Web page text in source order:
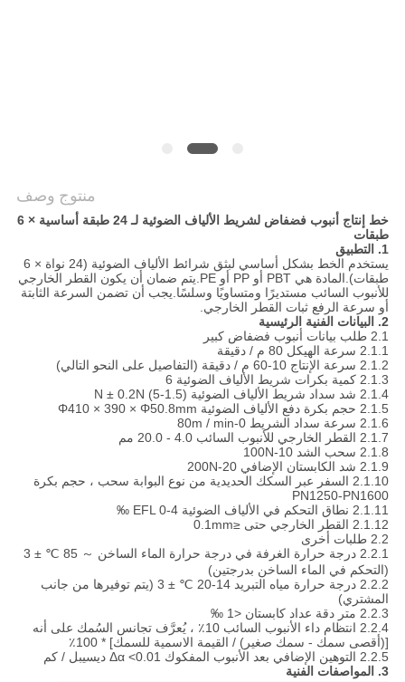
منتوج وصف
خط إنتاج أنبوب فضفاض لشريط الألياف الضوئية لـ 24 طبقة أساسية × 6
طبقات
1. التطبيق
يستخدم الخط بشكل أساسي لبثق شرائط الألياف الضوئية (24 نواة × 6
طبقات).المادة هي PBT أو PP أو PE.يتم ضمان أن يكون القطر الخارجي
للأنبوب السائب مستديرًا ومتساويًا وسلسًا.يجب أن تضمن السرعة الثابتة
أو سرعة الرفع ثبات القطر الخارجي.
2. البيانات الفنية الرئيسية
2.1 طلب بيانات أنبوب فضفاض كبير
2.1.1 سرعة الهيكل 80 م / دقيقة
2.1.2 سرعة الإنتاج 10-60 م / دقيقة (التفاصيل على النحو التالي)
2.1.3 كمية بكرات شريط الألياف الضوئية 6
2.1.4 شد سداد شريط الألياف الضوئية (1.5-5) N ± 0.2N
2.1.5 حجم بكرة دفع الألياف الضوئية Φ410 × 390 × Φ50.8mm
2.1.6 سرعة سداد الشريط 0-80m / min
2.1.7 القطر الخارجي للأنبوب السائب 4.0 - 20.0 مم
2.1.8 سحب الشد 10-100N
2.1.9 شد الكابستان الإضافي 20-200N
2.1.10 السفر عبر السكك الحديدية من نوع البوابة
سحب ، حجم بكرة
PN1250-PN1600
2.1.11 نطاق التحكم في الألياف الضوئية EFL 0-4 ‰
2.1.12 القطر الخارجي حتى ≤0.1mm
2.2 طلبات أخرى
2.2.1 درجة حرارة الغرفة في درجة حرارة الماء الساخن ～ 85 ℃ ± 3
(التحكم في الماء الساخن بدرجتين)
2.2.2 درجة حرارة مياه التبريد 14-20 ℃ ± 3 (يتم توفيرها من جانب
المشتري)
2.2.3 متر دقة عداد كابستان <1 ‰
2.2.4 انتظام داء الأنبوب السائب 10٪ ، يُعرَّف تجانس السُمك على أنه
[(أقصى سمك - سمك صغير) / القيمة الاسمية للسمك] * 100٪
2.2.5 التوهين الإضافي بعد الأنبوب المفكوك Δα <0.01 ديسيبل / كم
3. المواصفات الفنية